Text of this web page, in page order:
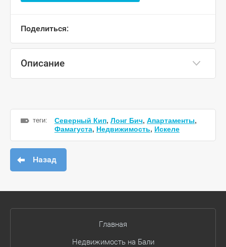
Поделиться:
Описание
теги: Северный Кип, Лонг Бич, Апартаменты,
Фамагуста, Недвижимость, Искеле
Назад
Главная
Недвижимость на Бали